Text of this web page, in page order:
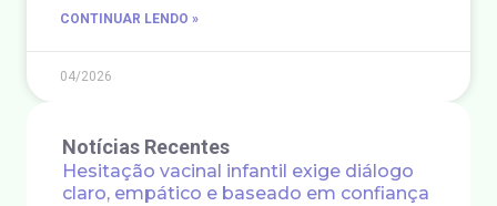
CONTINUAR LENDO »
04/2026
Notícias Recentes
Hesitação vacinal infantil exige diálogo
claro, empático e baseado em confiança